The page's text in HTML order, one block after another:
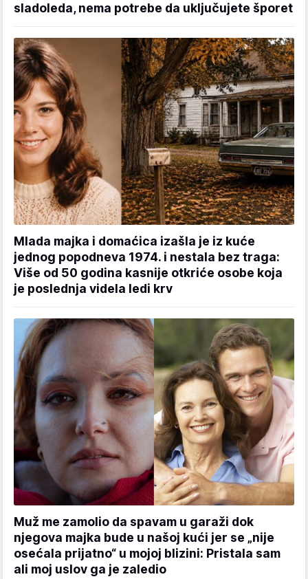
sladoleda, nema potrebe da uključujete šporet
Mlada majka i domaćica izašla je iz kuće
jednog popodneva 1974. i nestala bez traga:
Više od 50 godina kasnije otkriće osobe koja
je poslednja videla ledi krv
Muž me zamolio da spavam u garaži dok
njegova majka bude u našoj kući jer se „nije
osećala prijatno“ u mojoj blizini: Pristala sam
ali moj uslov ga je zaledio